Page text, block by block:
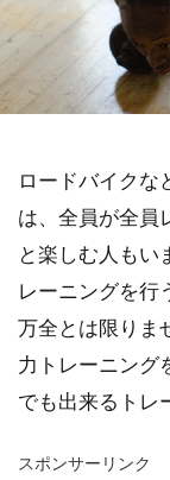
ロードバイクな
は、全員が全員
と楽しむ人もい
レーニングを行
万全とは限りま
力トレーニング
でも出来るトレ
スポンサーリンク